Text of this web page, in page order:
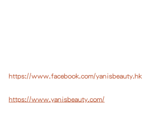
https://www.facebook.com/yanisbeauty.hk
https://www.yanisbeauty.com/